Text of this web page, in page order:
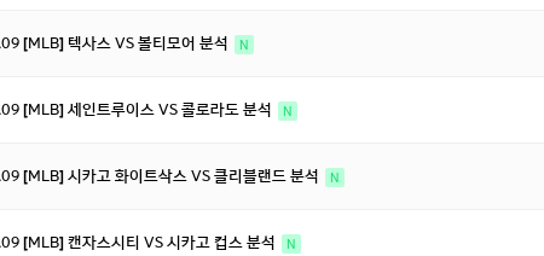
[MLB] 텍사스 VS 볼티모어 분석 N
[MLB] 세인트루이스 VS 콜로라도 분석 N
[MLB] 시카고 화이트삭스 VS 클리블랜드 분석 N
[MLB] 캔자스시티 VS 시카고 컵스 분석 N